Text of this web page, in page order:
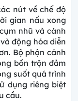
nút về chế độ
gian nấu xong
nhũ và cánh
động hóa diễn
Bộ phận cánh
bồn trộn đảm
suốt quá trình
dụng riêng biệt
cầu.